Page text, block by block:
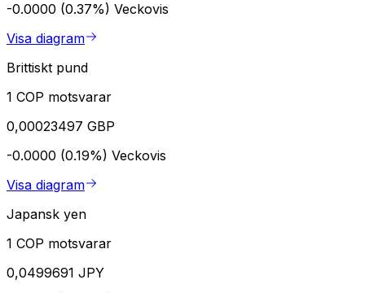
-0.0000 (0.37%) Veckovis
Visa diagram
Brittiskt pund
1 COP motsvarar
0,00023497 GBP
-0.0000 (0.19%) Veckovis
Visa diagram
Japansk yen
1 COP motsvarar
0,0499691 JPY